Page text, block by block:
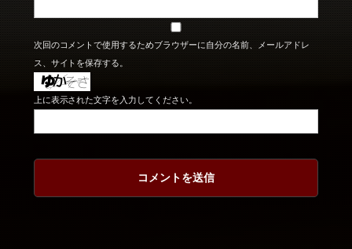
次回のコメントで使用するためブラウザーに自分の名前、メールアドレ
ス、サイトを保存する。
上に表示された文字を入力してください。